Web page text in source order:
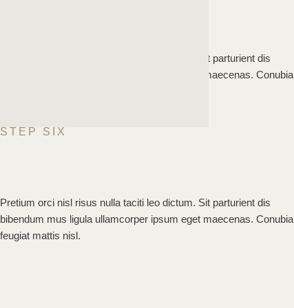
Pretium orci nisl risus nulla taciti leo dictum. Sit parturient dis
bibendum mus ligula ullamcorper ipsum eget maecenas. Conubia
STEP SIX
Pretium orci nisl risus nulla taciti leo dictum. Sit parturient dis
bibendum mus ligula ullamcorper ipsum eget maecenas. Conubia
feugiat mattis nisl.